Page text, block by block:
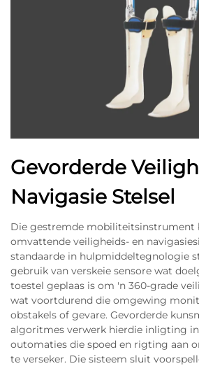
Gevorderde
Navigasie Stelsel
Die gestremde mobiliteitsinstrument
omvattende veiligheids- en
standaarde in hulpmiddeltegnologie
gebruik van verskeie sensore wat
toestel geplaas is om 'n 360-grade
wat voortdurend die omgewing
obstakels of gevare. Gevorderde
algoritmes verwerk hierdie inligting in
outomaties die spoed en rigting aan
te verseker. Die sisteem sluit